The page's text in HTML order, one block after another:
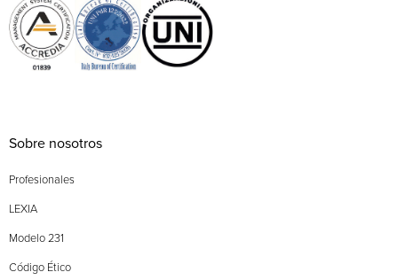
Sobre nosotros
Profesionales
LEXIA
Modelo 231
Código Ético